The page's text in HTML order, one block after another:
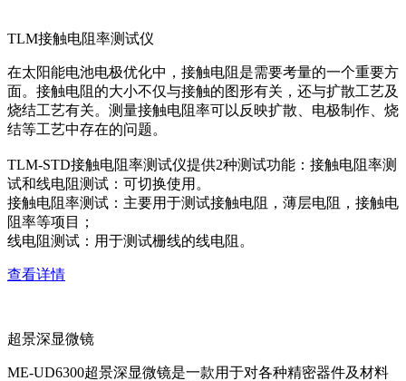
TLM接触电阻率测试仪
在太阳能电池电极优化中，接触电阻是需要考量的一个重要方
面。接触电阻的大小不仅与接触的图形有关，还与扩散工艺及
烧结工艺有关。测量接触电阻率可以反映扩散、电极制作、烧
结等工艺中存在的问题。
TLM-STD接触电阻率测试仪提供2种测试功能：接触电阻率测
试和线电阻测试：可切换使用。
接触电阻率测试：主要用于测试接触电阻，薄层电阻，接触电
阻率等项目；
线电阻测试：用于测试栅线的线电阻。
查看详情
超景深显微镜
ME-UD6300超景深显微镜是一款用于对各种精密器件及材料